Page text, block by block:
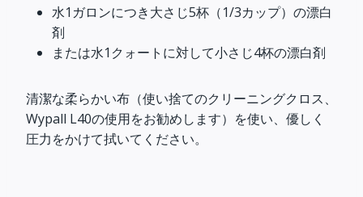
水1ガロンにつき大さじ5杯（1/3カップ）の漂白
剤
または水1クォートに対して小さじ4杯の漂白剤
清潔な柔らかい布（使い捨てのクリーニングクロス、
Wypall L40の使用をお勧めします）を使い、優しく
圧力をかけて拭いてください。